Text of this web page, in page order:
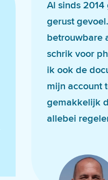
Al sinds
gerust
betrouwbare
schrik voor
ik ook de
mijn account
gemakkelijk
allebei